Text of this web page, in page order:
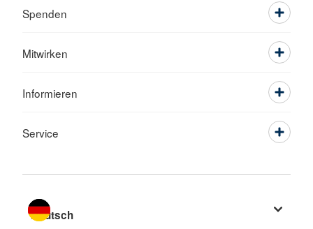
Spenden
Mitwirken
Informieren
Service
Sprache wechseln zu